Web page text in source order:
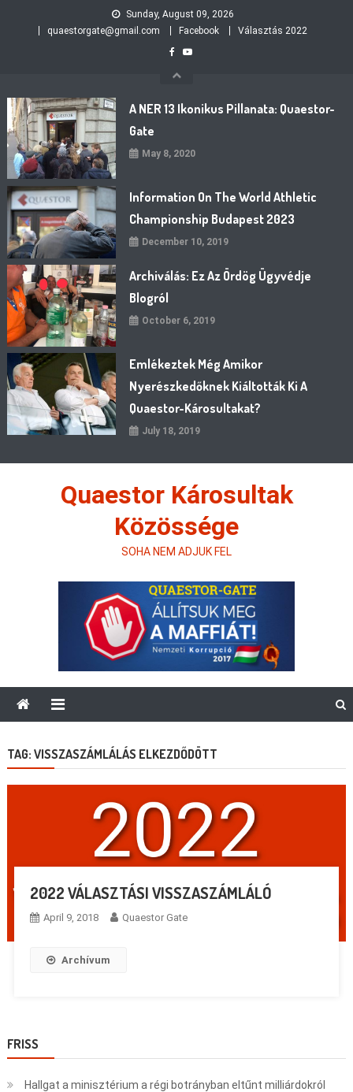
Sunday, August 09, 2026
quaestorgate@gmail.com
Facebook Választás 2022
A NER 13 Ikonikus Pillanata: Quaestor-
Gate
May 8, 2020
Information On The World Athletic
Championship Budapest 2023
December 10, 2019
Archiválás: Ez Az Ördög Ügyvédje
Blogról
October 6, 2019
Emlékeztek Még Amikor
Nyerészkedőknek Kiáltották Ki A
Quaestor-Károsultakat?
July 18, 2019
Quaestor Károsultak
Közössége
SOHA NEM ADJUK FEL
TAG: VISSZASZÁMLÁLÁS ELKEZDŐDÖTT
2022 VÁLASZTÁSI VISSZASZÁMLÁLÓ
April 9, 2018 Quaestor Gate
Archívum
FRISS
Hallgat a minisztérium a régi botrányban eltűnt milliárdokról